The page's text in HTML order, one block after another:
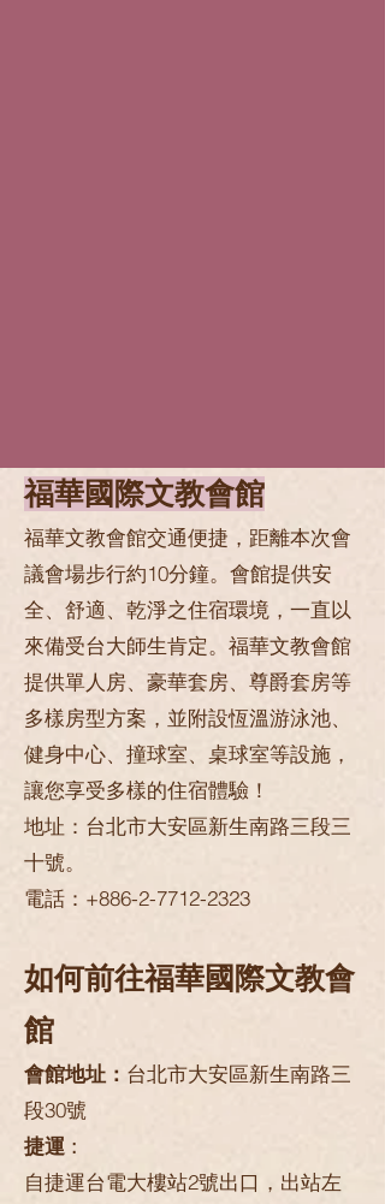
福華國際文教會館
福華文教會館交通便捷，距離本次會
議會場步行約10分鐘。會館提供安
全、舒適、乾淨之住宿環境，一直以
來備受台大師生肯定。福華文教會館
提供單人房、豪華套房、尊爵套房等
多樣房型方案，並附設恆溫游泳池、
健身中心、撞球室、桌球室等設施，
讓您享受多樣的住宿體驗！
地址：台北市大安區新生南路三段三
十號。
電話：+886-2-7712-2323
如何前往福華國際文教會
館
會館地址： 台北市大安區新生南路三
段30號
捷運 :
自捷運台電大樓站2號出口，出站左